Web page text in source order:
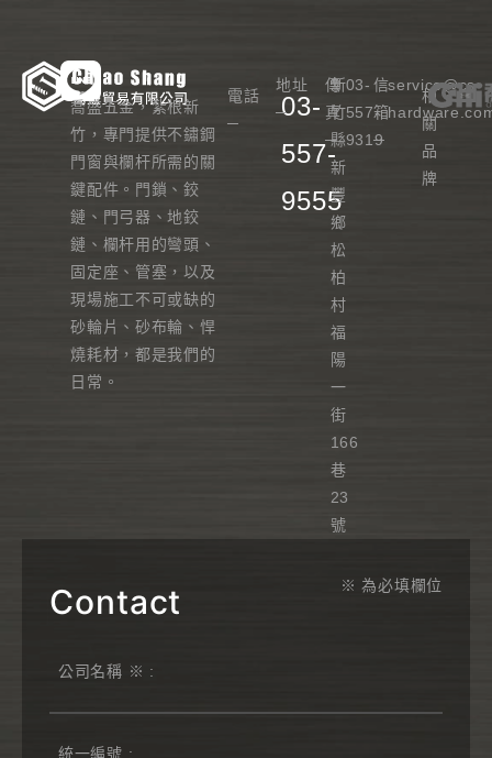
喬盛五金，紮根新
竹，專門提供不鏽鋼
門窗與欄杆所需的關
鍵配件。門鎖、鉸
鏈、門弓器、地鉸
鏈、欄杆用的彎頭、
固定座、管塞，以及
現場施工不可或缺的
砂輪片、砂布輪、悍
燒耗材，都是我們的
日常。
電話
─
03-
557-
9555
地址
─
新
竹
縣
新
豐
鄉
松
柏
村
福
陽
一
街
166
巷
23
號
傳
真
─
03-
557-
9319
信
箱
─
service@cs-
相
關
品
牌
Contact ※ 為必填欄位